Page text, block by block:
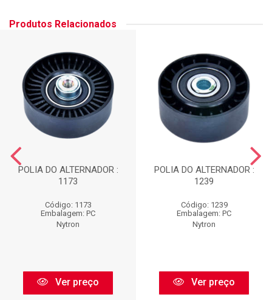
Produtos Relacionados
POLIA DO ALTERNADOR :
1173
Código: 1173
Embalagem: PC
Nytron
Ver preço
POLIA DO ALTERNADOR :
1239
Código: 1239
Embalagem: PC
Nytron
Ver preço